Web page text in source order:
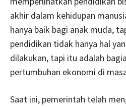
akhir dalam kehidupan
hanya baik bagi anak muda,
pendidikan tidak hanya hal
dilakukan, tapi itu adalah
pertumbuhan ekonomi di
Saat ini, pemerintah telah